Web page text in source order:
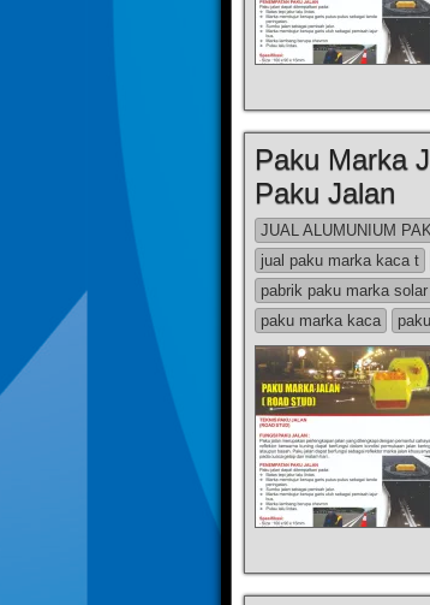
Paku Marka
Paku Jalan
JUAL ALUMUNIUM
jual paku marka kaca t
pabrik paku marka solar
paku marka kaca